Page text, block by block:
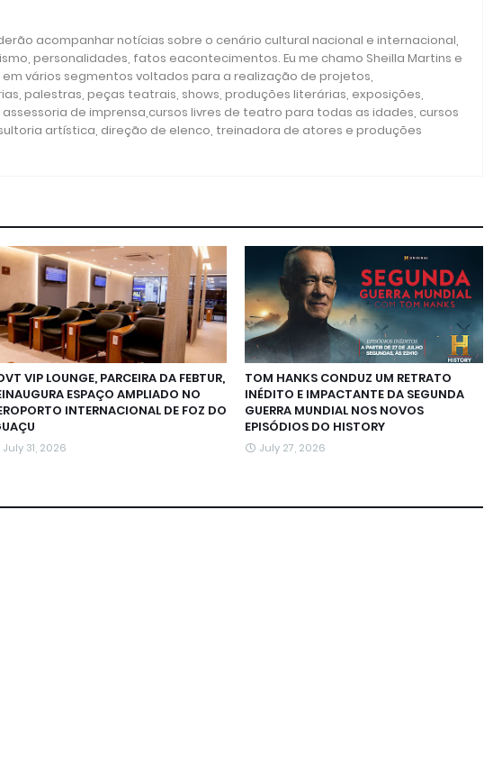
acompanhar notícias sobre o cenário cultural nacional e internacional,
personalidades, fatos eacontecimentos. Eu me chamo Sheilla Martins e
vários segmentos voltados para a realização de projetos,
palestras, peças teatrais, shows, produções literárias, exposições,
de imprensa,cursos livres de teatro para todas as idades, cursos
artística, direção de elenco, treinadora de atores e produções
VIP LOUNGE, PARCEIRA DA FEBTUR,
ESPAÇO AMPLIADO NO
INTERNACIONAL DE FOZ DO
July 31, 2026
TOM HANKS CONDUZ UM RETRATO
INÉDITO E IMPACTANTE DA SEGUNDA
GUERRA MUNDIAL NOS NOVOS
EPISÓDIOS DO HISTORY
July 27, 2026